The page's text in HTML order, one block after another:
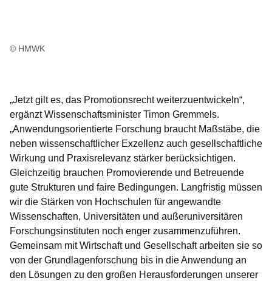
© HMWK
„Jetzt gilt es, das Promotionsrecht weiterzuentwickeln“,
ergänztWissenschaftsminister Timon Gremmels.
„Anwendungsorientierte Forschung braucht Maßstäbe, die
neben wissenschaftlicher Exzellenz auch gesellschaftliche
Wirkung und Praxisrelevanz stärker berücksichtigen.
Gleichzeitig brauchen Promovierende und Betreuende
gute Strukturen und faire Bedingungen. Langfristig müssen
wir die Stärken von Hochschulen für angewandte
Wissenschaften, Universitäten und außeruniversitären
Forschungsinstituten noch enger zusammenzuführen.
Gemeinsam mit Wirtschaft und Gesellschaft arbeiten sie so
von der Grundlagenforschung bis in die Anwendung an
den Lösungen zu den großen Herausforderungen unserer